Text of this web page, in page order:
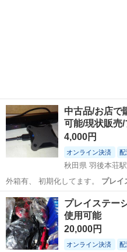
中古品/お店で
可能/現状販売
4,000円
オンライン決済 配
秋田県 羽後本荘駅
外箱有、 初期化してます。 プレイ
説明書無 …
秋田 由利本荘市
プレイステーション4
プレイステー
使用可能
20,000円
オンライン決済 配